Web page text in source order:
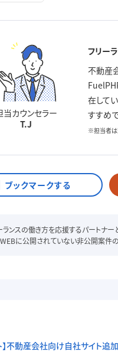
当カウンセラー
T.J
フリー
不動産
在して
すすめで
※担当者は
ランスの働き方を応援するパートナ
に公開されていない非公開案件の
不動産会社向け自社サイト追